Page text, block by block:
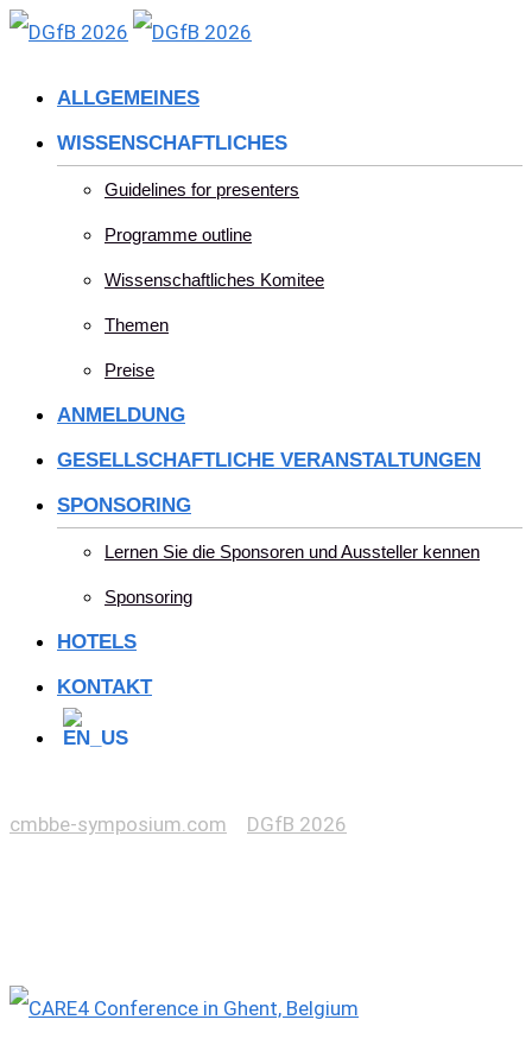
Skip
ALLGEMEINES
WISSENSCHAFTLICHES
Guidelines for presenters
Programme outline
Wissenschaftliches Komitee
Themen
Preise
ANMELDUNG
GESELLSCHAFTLICHE VERANSTALTUNGEN
SPONSORING
Lernen Sie die Sponsoren und Aussteller kennen
Sponsoring
HOTELS
KONTAKT
cmbbe-symposium.com DGfB 2026